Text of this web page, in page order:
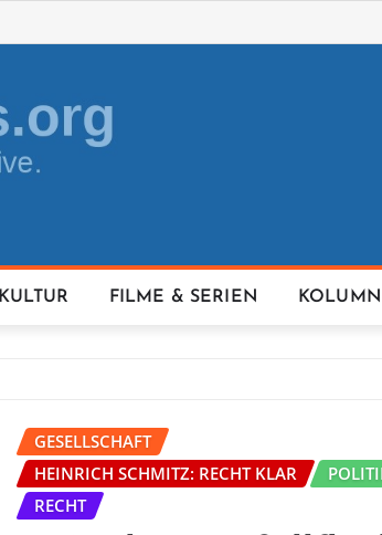
KULTUR FILME & SERIEN
GESELLSCHAFT
HEINRICH SCHMITZ: RECHT KLAR
RECHT